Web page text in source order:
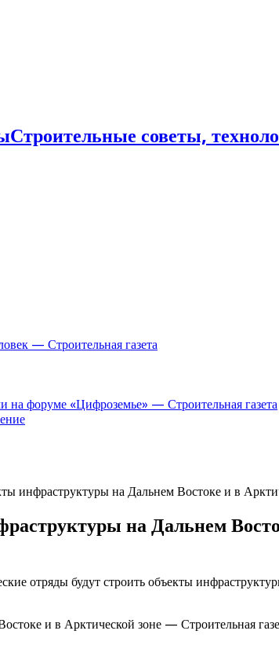
Строительные советы,
— Строительная газета
на форуме «Цифроземье» — Строительная газета
инфраструктуры на Дальнем Востоке и в
на Дальнем
отряды будут строить объекты